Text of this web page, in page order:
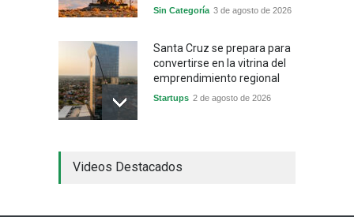
Sin Categoría 3 de agosto de 2026
Santa Cruz se prepara para
convertirse en la vitrina del
emprendimiento regional
Startups 2 de agosto de 2026
industrial y el golpe puede
Videos Destacados